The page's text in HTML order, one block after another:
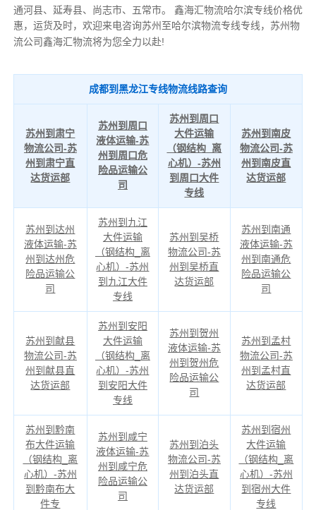
通河县、延寿县、尚志市、五常市。
鑫海汇物流哈尔滨专线价格优
惠，运货及时，欢迎来电咨询苏州至哈尔滨物流专线专线，苏州物
流公司鑫海汇物流将为您全力以赴!
成都到黑龙江专线物流线路查询
苏州到肃宁
物流公司-苏
州到肃宁直
达货运部
苏州到周口
液体运输-苏
州到周口危
险品运输公
司
苏州到周口
大件运输
（钢结构_离
心机）-苏州
到周口大件
专线
苏州到南皮
物流公司-苏
州到南皮直
达货运部
苏州到达州
液体运输-苏
州到达州危
险品运输公
司
苏州到九江
大件运输
（钢结构_离
心机）-苏州
到九江大件
专线
苏州到吴桥
物流公司-苏
州到吴桥直
达货运部
苏州到南通
液体运输-苏
州到南通危
险品运输公
司
苏州到献县
物流公司-苏
州到献县直
达货运部
苏州到安阳
大件运输
（钢结构_离
心机）-苏州
到安阳大件
专线
苏州到贺州
液体运输-苏
州到贺州危
险品运输公
司
苏州到孟村
物流公司-苏
州到孟村直
达货运部
苏州到黔南
布大件运输
（钢结构_离
心机）-苏州
到黔南布大
件专
苏州到咸宁
液体运输-苏
州到咸宁危
险品运输公
司
苏州到泊头
物流公司-苏
州到泊头直
达货运部
苏州到宿州
大件运输
（钢结构_离
心机）-苏州
到宿州大件
专线